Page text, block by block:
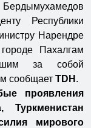
Республики
Нарендре
Пахалгам
за собой
сообщает TDH .
проявления
Туркменистан
мирового